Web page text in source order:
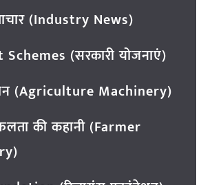
(Industry News)
(सरकारी योजनाएं)
(Agriculture Machinery)
की कहानी (Farmer